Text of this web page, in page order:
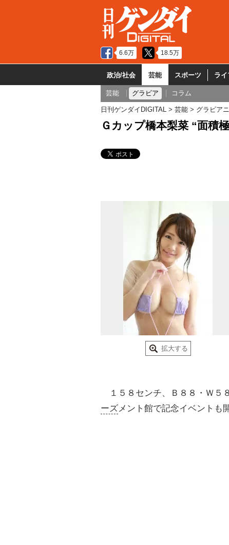
6.6万 18.5万
政治/社会 芸能 スポーツ ライ
芸能 グラビア コラム
日刊ゲンダイDIGITAL 芸能 グラビア
Ｇカップ橋本梨菜 “面積
拡大する
１５８センチ、Ｂ８８・Ｗ５
ーズメント館で記念イベントも